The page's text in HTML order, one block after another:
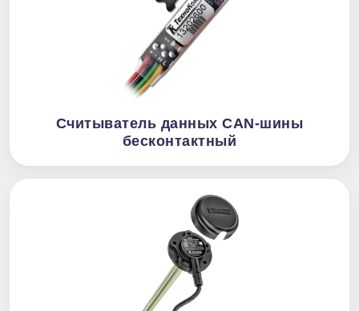
Считыватель данных CAN-шины
бесконтактный